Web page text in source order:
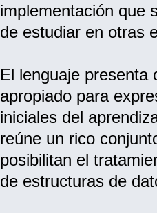
implementación que
de estudiar en otras
El lenguaje presenta
apropiado para
iniciales del
reúne un rico
posibilitan el
de estructuras de